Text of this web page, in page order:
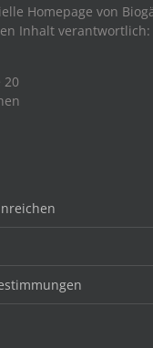
Homepage von
Inhalt verantwortlich:
20